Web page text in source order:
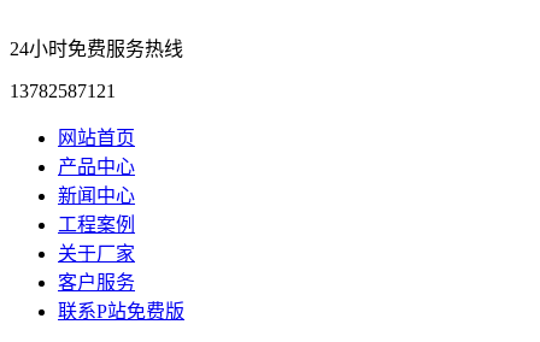
24小时免费服务热线
13782587121
网站首页
产品中心
新闻中心
工程案例
关于厂家
客户服务
联系P站免费版